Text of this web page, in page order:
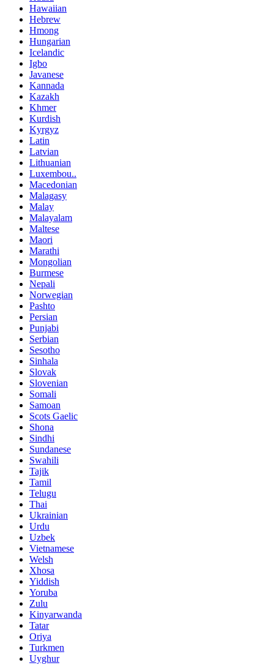
Hawaiian
Hebrew
Hmong
Hungarian
Icelandic
Igbo
Javanese
Kannada
Kazakh
Khmer
Kurdish
Kyrgyz
Latin
Latvian
Lithuanian
Luxembou..
Macedonian
Malagasy
Malay
Malayalam
Maltese
Maori
Marathi
Mongolian
Burmese
Nepali
Norwegian
Pashto
Persian
Punjabi
Serbian
Sesotho
Sinhala
Slovak
Slovenian
Somali
Samoan
Scots Gaelic
Shona
Sindhi
Sundanese
Swahili
Tajik
Tamil
Telugu
Thai
Ukrainian
Urdu
Uzbek
Vietnamese
Welsh
Xhosa
Yiddish
Yoruba
Zulu
Kinyarwanda
Tatar
Oriya
Turkmen
Uyghur